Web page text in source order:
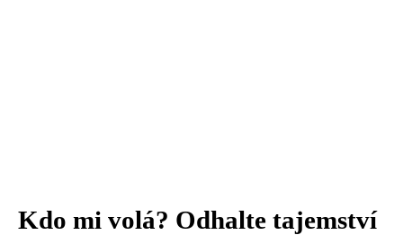
Kdo mi volá? Odhalte tajemství